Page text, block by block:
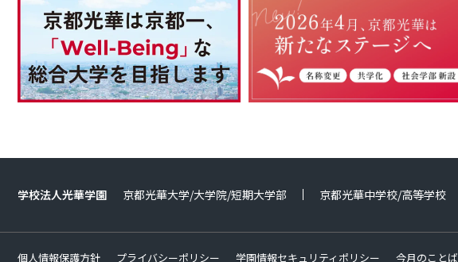
学校法人光華学園 京都光華大学/大学院/短期大学部 京都光華中学校/高等学校
個人情報保護方針 プライバシーポリシー 学園情報セキュリティポリシー 今月のことば